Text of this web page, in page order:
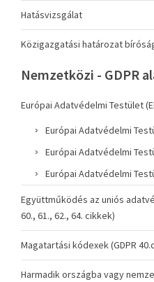
Hatásvizsgálat
Közigazgatási határozat
Nemzetközi - GDPR
Európai Adatvédelmi Testület
Európai Adatvédelmi
Európai Adatvédelmi
Európai Adatvédelmi
Együttműködés az uniós
60., 61., 62., 64. cikkek)
Magatartási kódexek (GDPR
Harmadik országba vagy